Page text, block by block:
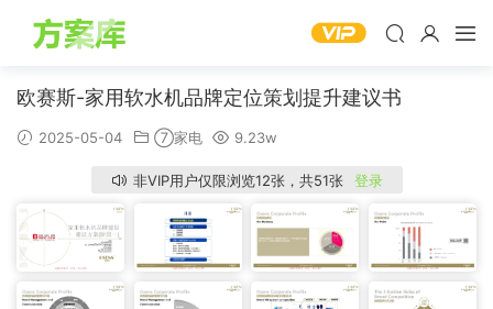
欧赛斯-家用软水机品牌定位策划提升建议书
2025-05-04 ⑦家电 9.23w
非VIP用户仅限浏览12张，共51张 登录